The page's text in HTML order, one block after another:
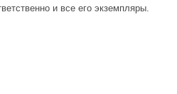
и все его экземпляры.